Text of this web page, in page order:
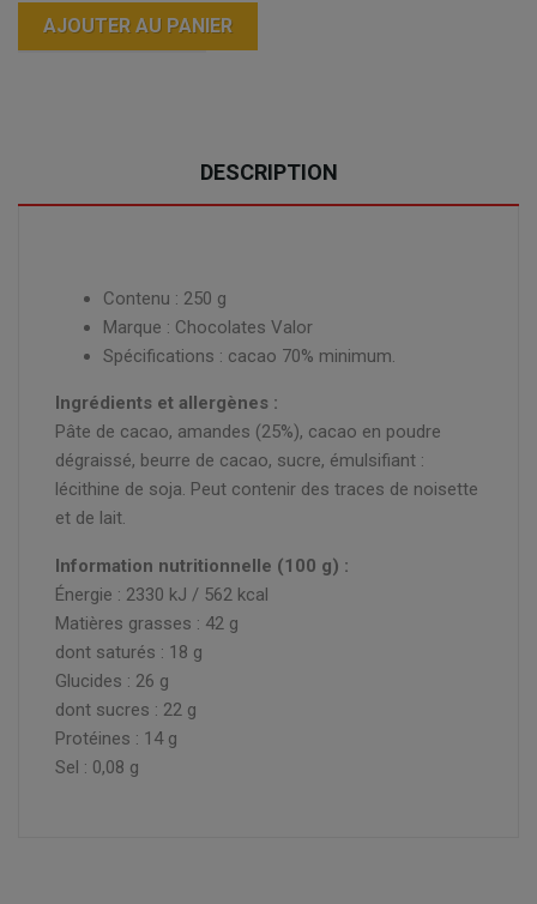
AJOUTER AU PANIER
DESCRIPTION
Contenu : 250 g
Marque : Chocolates Valor
Spécifications : cacao 70% minimum.
Ingrédients et allergènes :
Pâte de cacao, amandes (25%), cacao en poudre
dégraissé, beurre de cacao, sucre, émulsifiant :
lécithine de soja. Peut contenir des traces de noisette
et de lait.
Information nutritionnelle (100 g) :
Énergie : 2330 kJ / 562 kcal
Matières grasses : 42 g
dont saturés : 18 g
Glucides : 26 g
dont sucres : 22 g
Protéines : 14 g
Sel : 0,08 g